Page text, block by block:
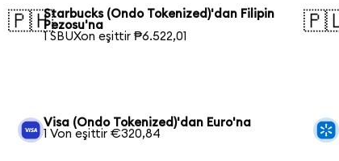
🇵🇭Starbucks (Ondo Tokenized)'dan Filipin
Pezosu'na
1 SBUXon eşittir ₱6.522,01
Visa (Ondo Tokenized)'dan Euro'na
1 Von eşittir €320,84